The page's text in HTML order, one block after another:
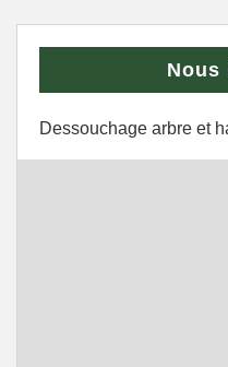
Nous
Dessouchage arbre et